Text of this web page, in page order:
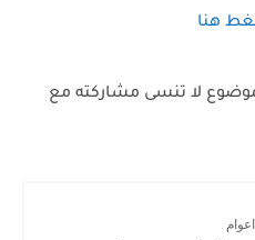
هنا
لا تنسى مشاركته مع